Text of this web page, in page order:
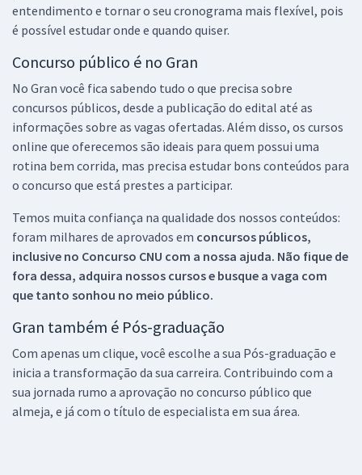
entendimento e tornar o seu cronograma mais flexível, pois
é possível estudar onde e quando quiser.
Concurso público é no Gran
No Gran você fica sabendo tudo o que precisa sobre
concursos públicos, desde a publicação do edital até as
informações sobre as vagas ofertadas. Além disso, os cursos
online que oferecemos são ideais para quem possui uma
rotina bem corrida, mas precisa estudar bons conteúdos para
o concurso que está prestes a participar.
Temos muita confiança na qualidade dos nossos conteúdos:
foram milhares de aprovados em concursos públicos,
inclusive no Concurso CNU com a nossa ajuda. Não fique de
fora dessa, adquira nossos cursos e busque a vaga com
que tanto sonhou no meio público.
Gran também é Pós-graduação
Com apenas um clique, você escolhe a sua Pós-graduação e
inicia a transformação da sua carreira. Contribuindo com a
sua jornada rumo a aprovação no concurso público que
almeja, e já com o título de especialista em sua área.